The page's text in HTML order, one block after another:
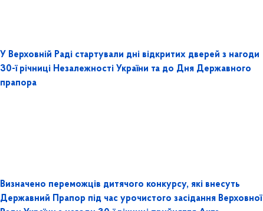
У Верховній Раді стартували дні відкритих дверей з нагоди
30-ї річниці Незалежності України та до Дня Державного
прапора
Визначено переможців дитячого конкурсу, які внесуть
Державний Прапор під час урочистого засідання Верховної